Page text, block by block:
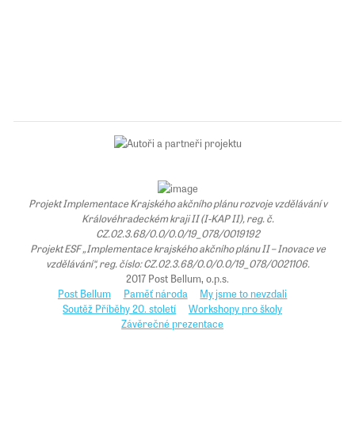
Projekt Implementace Krajského akčního plánu rozvoje vzdělávání v
Královéhradeckém kraji II (I-KAP II), reg. č.
CZ.02.3.68/0.0/0.0/19_078/0019192
Projekt ESF „Implementace krajského akčního plánu II – Inovace ve
vzdělávání“, reg. číslo: CZ.02.3.68/0.0/0.0/19_078/0021106.
2017 Post Bellum, o.p.s.
Post Bellum
Paměť národa
My jsme to nevzdali
Soutěž Příběhy 20. století
Workshopy pro školy
Závěrečné prezentace